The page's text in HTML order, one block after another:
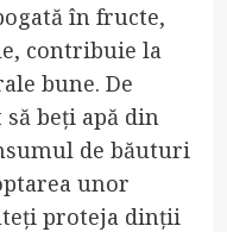
în fructe,
contribuie la
bune. De
beți apă din
de băuturi
unor
proteja dinții